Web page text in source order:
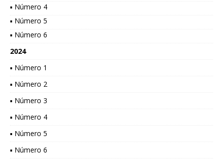
▪ Número 4
▪ Número 5
▪ Número 6
2024
▪ Número 1
▪ Número 2
▪ Número 3
▪ Número 4
▪ Número 5
▪ Número 6